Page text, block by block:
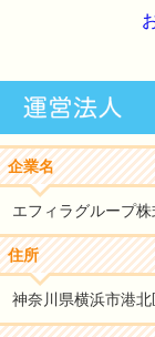
企業名
エフィラグループ株
住所
神奈川県横浜市港